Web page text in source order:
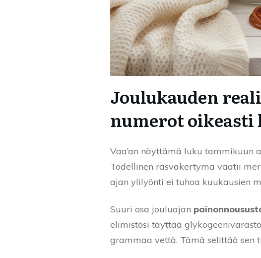
Joulukauden
numerot oikeasti
Vaa’an näyttämä luku tammikuun
Todellinen rasvakertyma vaatii
ajan ylilyönti ei tuhoa kuukausien
Suuri osa jouluajan
elimistösi täyttää
grammaa vettä. Tämä selittää sen